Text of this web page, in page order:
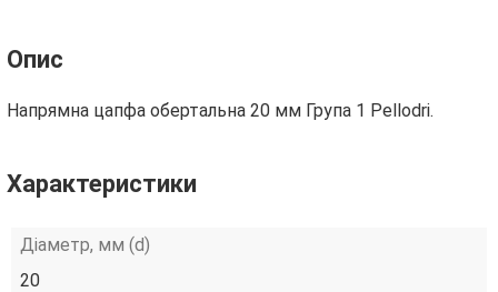
Опис
Напрямна цапфа обертальна 20 мм Група 1 Pellodri.
Характеристики
Діаметр, мм (d)
20